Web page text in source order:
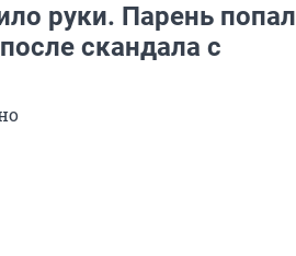
руки. Парень попал
скандала с